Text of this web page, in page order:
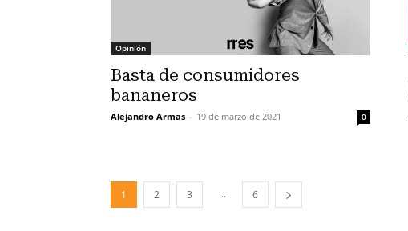
Opinión
Basta de consumidores
bananeros
Alejandro Armas - 19 de marzo de 2021 0
1 2 3 ... 6